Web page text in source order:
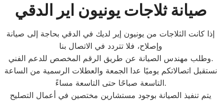
صيانة ثلاجات يونيون اير الدقي
إذا كانت الثلاجات من يونيون إير لديك في الدقي بحاجة إلى صيانة
وإصلاح، فلا تتردد في الاتصال بنا
وطلب مهندس الصيانة عن طريق الرقم المخصص للدعم الفني.
نستقبل اتصالاتكم يوميًا عدا الجمعة والعطلات الرسمية من الساعة
التاسعة صباحًا حتى التاسعة مساءً.
يتم تنفيذ الصيانة بوجود مستشارين مختصين في أعمال التصليح